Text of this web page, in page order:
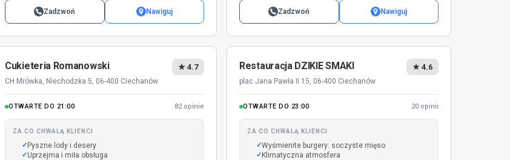
Zadzwoń Nawiguj Zadzwoń Nawiguj
Cukieteria Romanowski
CH Mrówka, Niechodzka 5, 06-400 Ciechanów
★ 4.7
OTWARTE DO 21:00 82 opinie
ZA CO CHWALĄ KLIENCI
Pyszne lody i desery
Uprzejma i miła obsługa
Restauracja DZIKIE SMAKI
plac Jana Pawła II 15, 06-400 Ciechanów
★ 4.6
OTWARTE DO 23:00 20 opinii
ZA CO CHWALĄ KLIENCI
Wyśmienite burgery: soczyste mięso
Klimatyczna atmosfera